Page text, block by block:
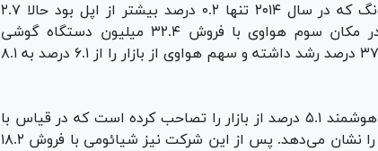
تنها ۴ درصد رشد داشته است. سهم سامسونگ که در سال ۲۰۱۴ تنها ۰.۲ درصد بیشتر از اپل بود حالا ۲.۷
درصد نسبت به کاپرتینویی‌ها بیشتر است. در مکان سوم هواوی با فروش ۳۲.۴ میلیون دستگاه گوشی
هوشمند قرار دارد که در قیاس با سال گذشته ۳۷ درصد رشد داشته و سهم هواوی از بازار را از ۶.۱ درصد به ۸.۱
نیز با فروش ۲۰.۲ میلیون دستگاه گوشی هوشمند ۵.۱ درصد از بازار را تصاحب کرده است که در قیاس با
مدت مشابه در سال گذشته رشد ۴۳.۶ درصدی را نشان می‌دهد. پس از این شرکت نیز شیائومی با فروش ۱۸.۲